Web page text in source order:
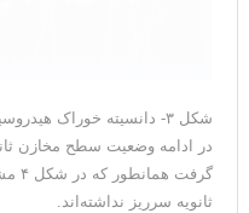
شکل ۳- دانسیته خوراک هیدروسیکلون (در حالت یک آسیا)
در ادامه وضعیت سطح مخازن
ثانویه سرریز نداشته‌اند.